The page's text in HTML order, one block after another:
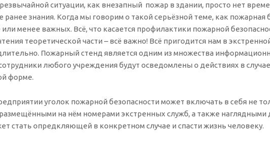
ситуации, как внезапный пожар в здании, просто нет
знания. Когда мы говорим о такой серьёзной теме, как пожарная
менее важных. Всё, что касается профилактики пожарной
теоретической части – всё важно! Всё пригодится нам в
Пожарный стенд является одним из множества
любого учреждения будут осведомлены о действиях в
форме.
уголок пожарной безопасности может включать в себя не
размещёнными на нём номерами экстренных служб, а также
стать опредкляющей в конкретном случае и спасти жизнь человеку.